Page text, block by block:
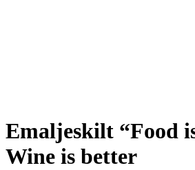
Emaljeskilt “Food
Wine is better